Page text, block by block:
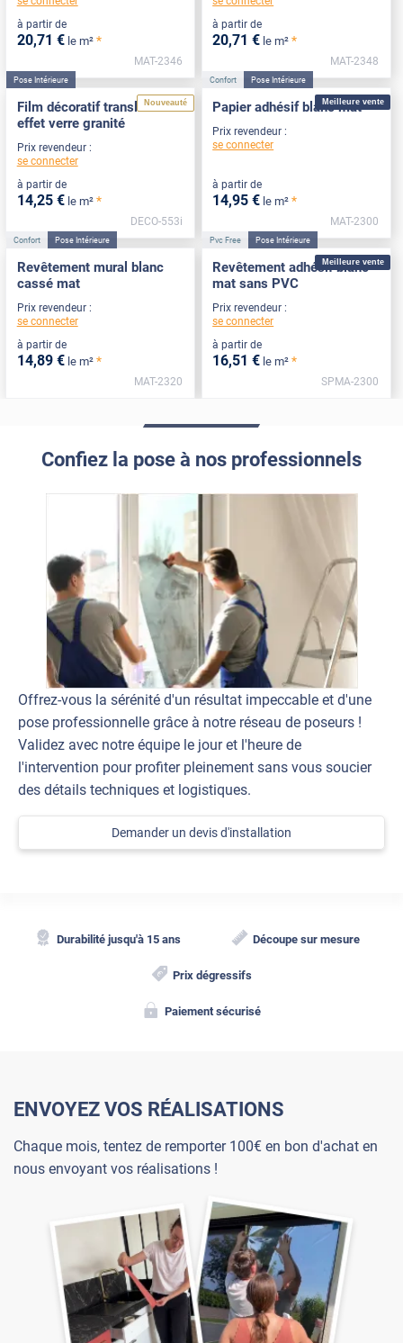
à partir de
20,71 € le m² *
MAT-2346
à partir de
20,71 € le m² *
MAT-2348
Nouveauté
Pose Intérieure
Film décoratif translucide
effet verre granité
Prix revendeur :
se connecter
à partir de
14,25 € le m² *
DECO-553i
Meilleure vente
Confort Pose Intérieure
Papier adhésif blanc mat
Prix revendeur :
se connecter
à partir de
14,95 € le m² *
MAT-2300
Confort Pose Intérieure
Revêtement mural blanc
cassé mat
Prix revendeur :
se connecter
à partir de
14,89 € le m² *
MAT-2320
Meilleure vente
Pvc Free Pose Intérieure
Revêtement adhésif blanc
mat sans PVC
Prix revendeur :
se connecter
à partir de
16,51 € le m² *
SPMA-2300
Confiez la pose à nos professionnels
Offrez-vous la sérénité d'un résultat impeccable et d'une
pose professionnelle grâce à notre réseau de poseurs !
Validez avec notre équipe le jour et l'heure de
l'intervention pour profiter pleinement sans vous soucier
des détails techniques et logistiques.
Demander un devis d'installation
Durabilité jusqu'à 15 ans Découpe sur mesure
Prix dégressifs
Paiement sécurisé
ENVOYEZ VOS RÉALISATIONS
Chaque mois, tentez de remporter 100€ en bon d'achat en
nous envoyant vos réalisations !